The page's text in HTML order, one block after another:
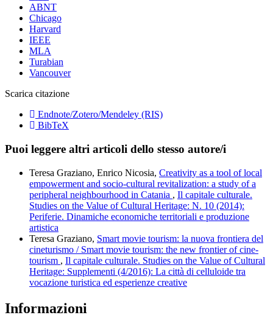
ABNT
Chicago
Harvard
IEEE
MLA
Turabian
Vancouver
Scarica citazione
Endnote/Zotero/Mendeley (RIS)
BibTeX
Puoi leggere altri articoli dello stesso autore/i
Teresa Graziano, Enrico Nicosia, Creativity as a tool of local
empowerment and socio-cultural revitalization: a study of a
peripheral neighbourhood in Catania , Il capitale culturale.
Studies on the Value of Cultural Heritage: N. 10 (2014):
Periferie. Dinamiche economiche territoriali e produzione
artistica
Teresa Graziano, Smart movie tourism: la nuova frontiera del
cineturismo / Smart movie tourism: the new frontier of cine-
tourism , Il capitale culturale. Studies on the Value of Cultural
Heritage: Supplementi (4/2016): La città di celluloide tra
vocazione turistica ed esperienze creative
Informazioni